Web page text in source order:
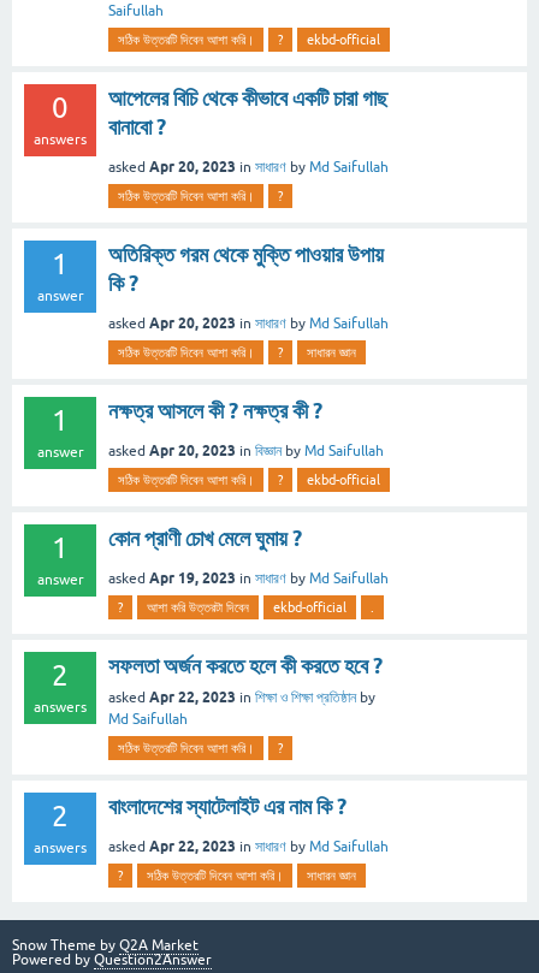
Saifullah
সঠিক উত্তরটি দিবেন আশা করি। ? ekbd-official
0
answers
আপেলের বিচি থেকে কীভাবে একটি চারা গাছ
বানাবো ?
asked Apr 20, 2023 in সাধারণ by Md Saifullah
সঠিক উত্তরটি দিবেন আশা করি। ?
1
answer
অতিরিক্ত গরম থেকে মুক্তি পাওয়ার উপায়
কি ?
asked Apr 20, 2023 in সাধারণ by Md Saifullah
সঠিক উত্তরটি দিবেন আশা করি। ? সাধারন জ্ঞান
1
answer
নক্ষত্র‌ আসলে কী ? নক্ষত্র কী ?
asked Apr 20, 2023 in বিজ্ঞান by Md Saifullah
সঠিক উত্তরটি দিবেন আশা করি। ? ekbd-official
1
answer
কোন প্রাণী চোখ মেলে ঘুমায় ?
asked Apr 19, 2023 in সাধারণ by Md Saifullah
? আশা করি উত্তরটা দিবেন ekbd-official
2
answers
সফলতা অর্জন করতে হলে কী করতে হবে ?
asked Apr 22, 2023 in শিক্ষা ও শিক্ষা প্রতিষ্ঠান by
Md Saifullah
সঠিক উত্তরটি দিবেন আশা করি। ?
2
answers
বাংলাদেশের স্যাটেলাইট এর নাম কি ?
asked Apr 22, 2023 in সাধারণ by Md Saifullah
? সঠিক উত্তরটি দিবেন আশা করি। সাধারন জ্ঞান
Snow Theme by Q2A Market
Powered by Question2Answer